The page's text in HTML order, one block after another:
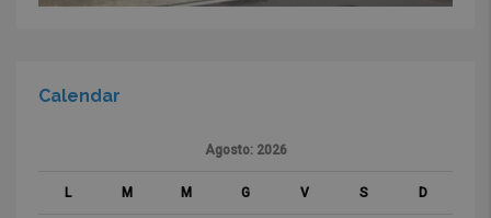
Calendar
Agosto: 2026
L M M G V S D